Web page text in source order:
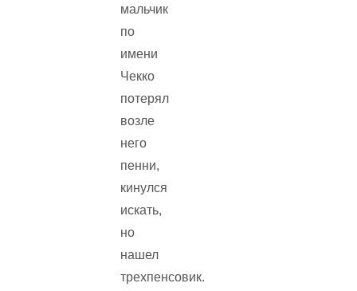
мальчик
по
имени
Чекко
потерял
возле
него
пенни,
кинулся
искать,
но
нашел
трехпенсовик.